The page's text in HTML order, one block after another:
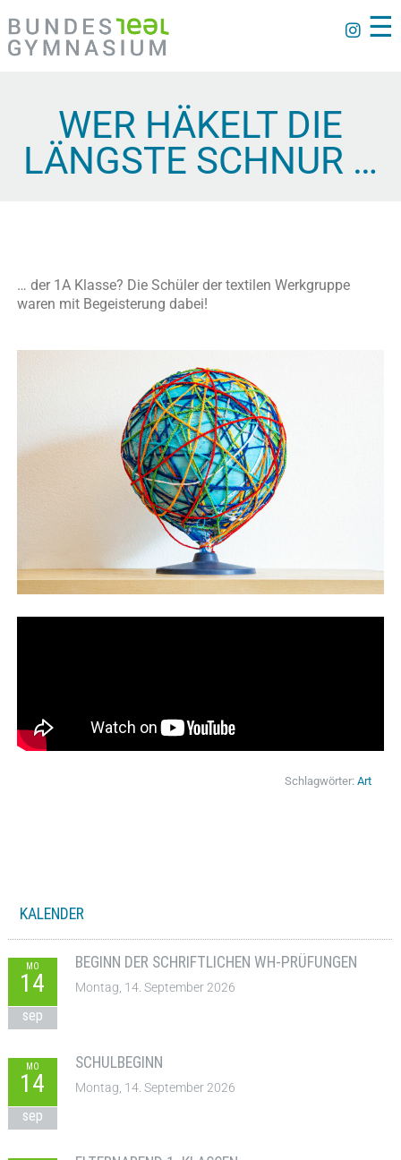
☰
WER HÄKELT DIE
LÄNGSTE SCHNUR …
… der 1A Klasse? Die Schüler der textilen Werkgruppe
waren mit Begeisterung dabei!
Schlagwörter:Art
KALENDER
MO
14
sep
BEGINN DER SCHRIFTLICHEN WH-PRÜFUNGEN
Montag, 14. September 2026
MO
14
sep
SCHULBEGINN
Montag, 14. September 2026